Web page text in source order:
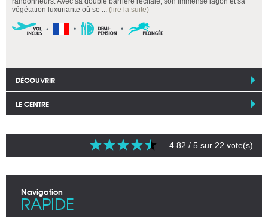
végétation luxuriante où se ... (lire la suite)
DÉCOUVRIR
LE CENTRE
4.82 / 5 sur 22 vote(s)
Navigation
RAPIDE